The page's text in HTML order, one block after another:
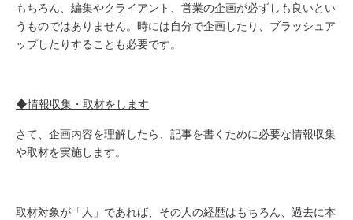
もちろん、編集やクライアント、営業の企画が必ずしも良いとい
うものではありません。時には自分で企画したり、ブラッシュア
ップしたりすることも必要です。
◆情報収集・取材をします
さて、企画内容を理解したら、記事を書くために必要な情報収集
や取材を実施します。
取材対象が「人」であれば、その人の経歴はもちろん、過去に本